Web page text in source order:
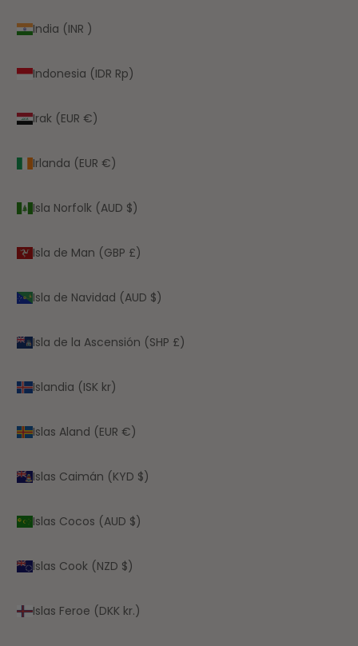
India (INR ₹)
Indonesia (IDR Rp)
Irak (EUR €)
Irlanda (EUR €)
Isla Norfolk (AUD $)
Isla de Man (GBP £)
Isla de Navidad (AUD $)
Isla de la Ascensión (SHP £)
Islandia (ISK kr)
Islas Aland (EUR €)
Islas Caimán (KYD $)
Islas Cocos (AUD $)
Islas Cook (NZD $)
Islas Feroe (DKK kr.)